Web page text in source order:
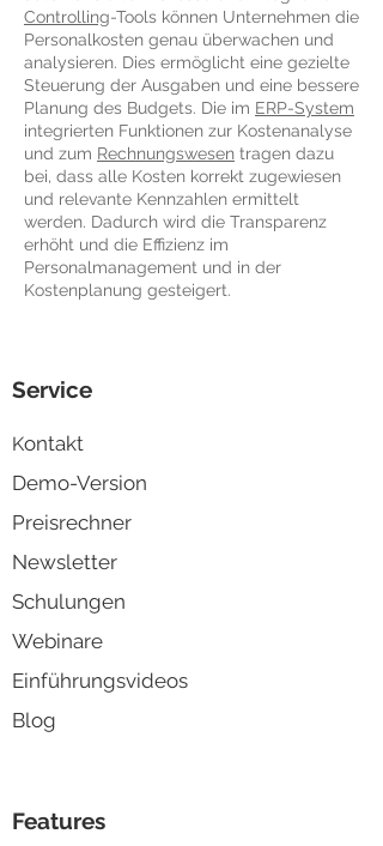
Controlling-Tools können Unternehmen die
Personalkosten genau überwachen und
analysieren. Dies ermöglicht eine gezielte
Steuerung der Ausgaben und eine bessere
Planung des Budgets. Die im ERP-System
integrierten Funktionen zur Kostenanalyse
und zum Rechnungswesen tragen dazu
bei, dass alle Kosten korrekt zugewiesen
und relevante Kennzahlen ermittelt
werden. Dadurch wird die Transparenz
erhöht und die Effizienz im
Personalmanagement und in der
Kostenplanung gesteigert.
Service
Kontakt
Demo-Version
Preisrechner
Newsletter
Schulungen
Webinare
Einführungsvideos
Blog
Features